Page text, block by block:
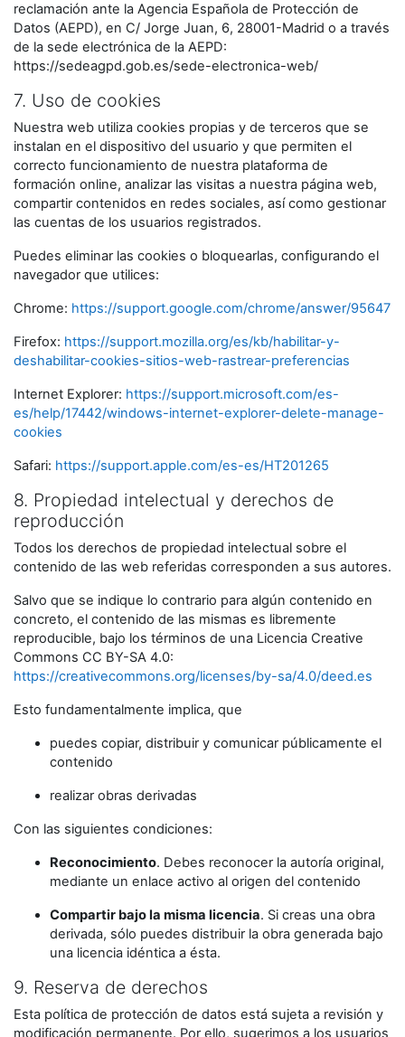
reclamación ante la Agencia Española de Protección de
Datos (AEPD), en C/ Jorge Juan, 6, 28001-Madrid o a través
de la sede electrónica de la AEPD:
https://sedeagpd.gob.es/sede-electronica-web/
7. Uso de cookies
Nuestra web utiliza cookies propias y de terceros que se
instalan en el dispositivo del usuario y que permiten el
correcto funcionamiento de nuestra plataforma de
formación online, analizar las visitas a nuestra página web,
compartir contenidos en redes sociales, así como gestionar
las cuentas de los usuarios registrados.
Puedes eliminar las cookies o bloquearlas, configurando el
navegador que utilices:
Chrome: https://support.google.com/chrome/answer/95647
Firefox: https://support.mozilla.org/es/kb/habilitar-y-
deshabilitar-cookies-sitios-web-rastrear-preferencias
Internet Explorer: https://support.microsoft.com/es-
es/help/17442/windows-internet-explorer-delete-manage-
cookies
Safari: https://support.apple.com/es-es/HT201265
8. Propiedad intelectual y derechos de
reproducción
Todos los derechos de propiedad intelectual sobre el
contenido de las web referidas corresponden a sus autores.
Salvo que se indique lo contrario para algún contenido en
concreto, el contenido de las mismas es libremente
reproducible, bajo los términos de una Licencia Creative
Commons CC BY-SA 4.0:
https://creativecommons.org/licenses/by-sa/4.0/deed.es
Esto fundamentalmente implica, que
puedes copiar, distribuir y comunicar públicamente el
contenido
realizar obras derivadas
Con las siguientes condiciones:
Reconocimiento. Debes reconocer la autoría original,
mediante un enlace activo al origen del contenido
Compartir bajo la misma licencia. Si creas una obra
derivada, sólo puedes distribuir la obra generada bajo
una licencia idéntica a ésta.
9. Reserva de derechos
Esta política de protección de datos está sujeta a revisión y
modificación permanente. Por ello, sugerimos a los usuarios